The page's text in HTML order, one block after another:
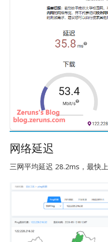
网络延迟
三网平均延迟 28.2ms，最快上